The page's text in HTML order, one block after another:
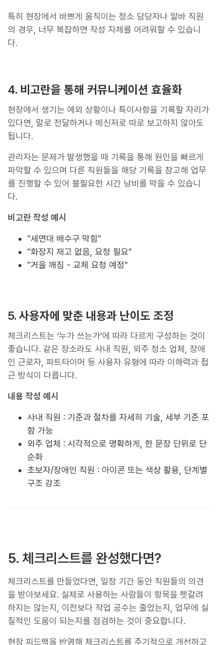
특히 현장에서 바쁘게 움직이는 청소 담당자나 알바 직원
의 경우, 너무 복잡하면 작성 자체를 어려워할 수 있습니
다.
4. 비고란을 통해 커뮤니케이션 효율화
현장에서 생기는 예외 상황이나 특이사항을 기록할 자리가
있다면, 말로 전달하거나 메신저로 따로 보고하지 않아도
됩니다.
관리자는 문제가 발생했을 때 기록을 통해 원인을 빠르게
파악할 수 있으며 다른 직원들을 해당 기록을 참고해 업무
를 진행할 수 있어 불필요한 시간 낭비를 막을 수 있습니
다.
비고란 작성 예시
"세면대 배수구 막힘"
"화장지 재고 없음, 요청 필요"
"거울 깨짐 - 교체 요청 예정"
5. 사용자에 맞춘 내용과 난이도 조정
체크리스트는 ‘누가 쓰는가’에 따라 다르게 구성하는 것이
좋습니다. 같은 장소라도 사내 직원, 외주 청소 업체, 장애
인 근로자, 파트타이머 등 사용자 유형에 따라 이해력과 접
근 방식이 다릅니다.
내용 작성 예시
사내 직원 : 기준과 절차를 자세히 기술, 세부 기준 포
함 가능
외주 업체 : 시각적으로 명확하게, 한 문장 단위로 단
순화
초보자/장애인 직원 : 아이콘 또는 색상 활용, 단계별
구조 강조
5. 체크리스트를 완성했다면?
체크리스트를 만들었다면, 일정 기간 동안 직원들의 의견
을 받아보세요. 실제로 사용하는 사람들이 항목을 헷갈려
하지는 않는지, 이전보다 작업 공수는 줄었는지, 업무에 실
질적인 도움이 되는지를 점검하는 것이 중요합니다.
현장 피드백을 반영해 체크리스트를 주기적으로 개선하고